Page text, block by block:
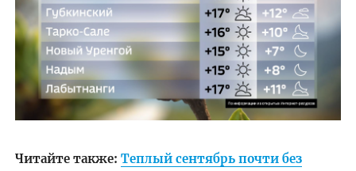
Читайте также: Теплый сентябрь почти без